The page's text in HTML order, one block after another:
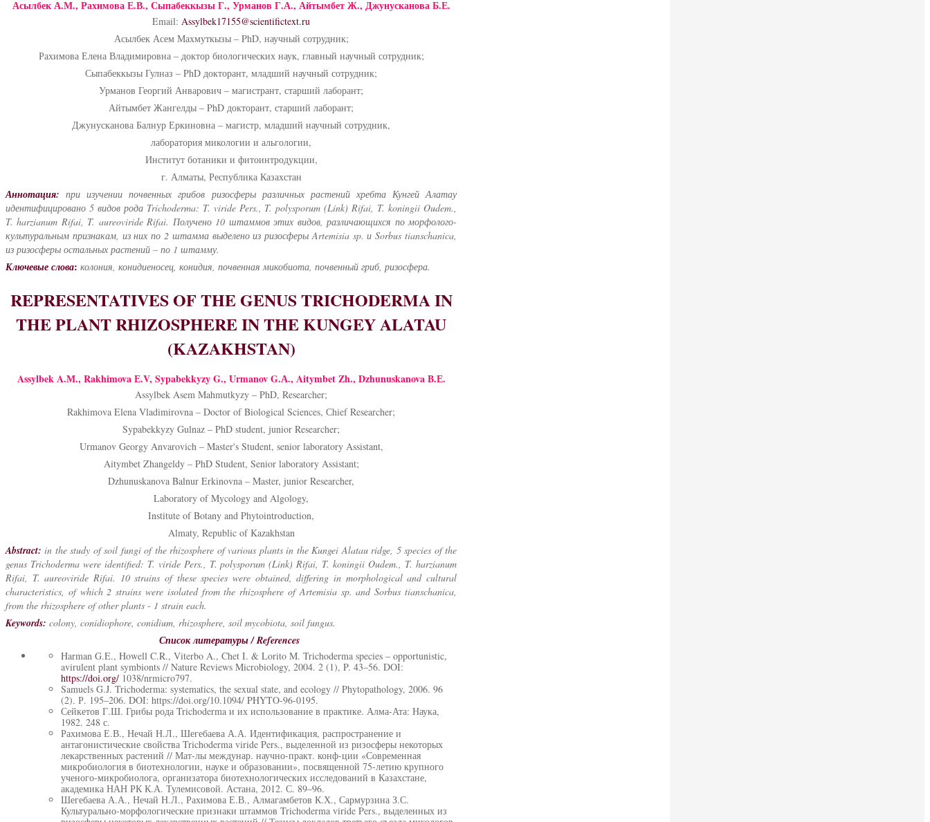
Асылбек А.М., Рахимова Е.В., Сыпабеккызы Г., Урманов Г.А., Айтымбет Ж., Джунусканова Б.Е.
Email: Assylbek17155@scientifictext.ru
Асылбек Асем Махмуткызы – PhD, научный сотрудник;
Рахимова Елена Владимировна – доктор биологических наук, главный научный сотрудник;
Сыпабеккызы Гулназ – PhD докторант, младший научный сотрудник;
Урманов Георгий Анварович – магистрант, старший лаборант;
Айтымбет Жангелды – PhD докторант, старший лаборант;
Джунусканова Балнур Еркиновна – магистр, младший научный сотрудник,
лаборатория микологии и альгологии,
Институт ботаники и фитоинтродукции,
г. Алматы, Республика Казахстан
Аннотация: при изучении почвенных грибов ризосферы различных растений хребта Кунгей Алатау
идентифицировано 5видов рода Trichoderma: T. viride Pers., T. polysporum (Link) Rifai, T. koningii Oudem.,
T. harzianum Rifai, T. aureoviride Rifai. Получено 10 штаммов этих видов, различающихся по морфолого-
культуральным признакам, из них по 2 штамма выделено из ризосферы Artemisia sp. и Sorbus tianschanica,
из ризосферы остальных растений – по 1 штамму.
Ключевые слова: колония, конидиеносец, конидия, почвенная микобиота, почвенный гриб, ризосфера.
REPRESENTATIVES OF THE GENUS TRICHODERMA IN
THE PLANT RHIZOSPHERE IN THE KUNGEY ALATAU
(KAZAKHSTAN)
Assylbek A.М., Rakhimova Е.V, Sypabekkyzy G., Urmanov G.А., Aitymbet Zh., Dzhunuskanova B.Е.
Assylbek Asem Mahmutkyzy – PhD, Researcher;
Rakhimova Elena Vladimirovna – Doctor of Biological Sciences, Сhief Researcher;
Sypabekkyzy Gulnaz – PhD student, junior Researcher;
Urmanov Georgy Anvarovich – Master's Student, senior laboratory Assistant,
Aitymbet Zhangeldy – PhD Student, Senior laboratory Assistant;
Dzhunuskanova Balnur Erkinovna – Master, junior Researcher,
Laboratory of Mycology and Algology,
Institute of Botany and Phytointroduction,
Almaty, Republic of Kazakhstan
Abstract: in the study of soil fungi of the rhizosphere of various plantsin the Kungei Alatau ridge, 5 species of the
genus Trichoderma were identified: T. viride Pers., T. polysporum (Link) Rifai, T. koningii Oudem., T. harzianum
Rifai, T. aureoviride Rifai. 10 strains of these species were obtained, differing in morphological and cultural
characteristics, of which 2 strains were isolated from the rhizosphere of Artemisia sp. and Sorbus tianschanica,
from the rhizosphere of other plants - 1 strain each.
Keywords: colony, conidiophore, conidium, rhizosphere, soil mycobiota, soil fungus.
Список литературы/ References
Harman G.E., Howell C.R., Viterbo A., Chet I. & Lorito M. Trichoderma species – opportunistic,
avirulent plant symbionts // Nature Reviews Microbiology, 2004. 2 (1), P. 43–56. DOI:
https://doi.org/ 1038/nrmicro797.
Samuels G.J. Trichoderma: systematics, the sexual state, and ecology // Phytopathology, 2006. 96
(2). Р. 195–206. DOI: https://doi.org/10.1094/ PHYTO-96-0195.
Сейкетов Г.Ш. Грибы рода Trichoderma и их использование в практике. Алма-Ата: Наука,
1982. 248 с.
Рахимова Е.В., Нечай Н.Л., Шегебаева А.А. Идентификация, распространение и
антагонистические свойства Trichoderma viride Pers., выделенной из ризосферы некоторых
лекарственных растений // Мат-лы междунар. научно-практ. конф-ции «Современная
микробиология в биотехнологии, науке и образовании», посвященной 75-летию крупного
ученого-микробиолога, организатора биотехнологических исследований в Казахстане,
академика НАН РК К.А. Тулемисовой. Астана, 2012. С. 89–96.
Шегебаева А.А., Нечай Н.Л., Рахимова Е.В., Алмагамбетов К.Х., Сармурзина З.С.
Культурально-морфологические признаки штаммов Trichoderma viride Pers., выделенных из